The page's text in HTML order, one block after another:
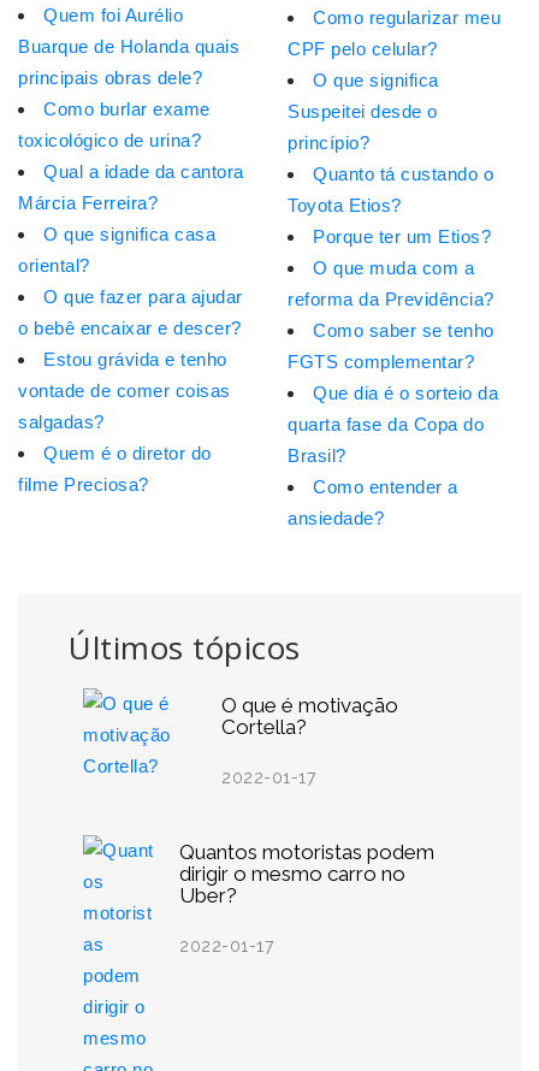
Últimos tópicos
O que é motivação
Cortella?
2022-01-17
Quantos motoristas podem
dirigir o mesmo carro no
Uber?
2022-01-17
Quem foi Aurélio
Buarque de Holanda quais
principais obras dele?
Como burlar exame
toxicológico de urina?
Qual a idade da cantora
Márcia Ferreira?
O que significa casa
oriental?
O que fazer para ajudar
o bebê encaixar e descer?
Estou grávida e tenho
vontade de comer coisas
salgadas?
Quem é o diretor do
filme Preciosa?
Como regularizar meu
CPF pelo celular?
O que significa
Suspeitei desde o
princípio?
Quanto tá custando o
Toyota Etios?
Porque ter um Etios?
O que muda com a
reforma da Previdência?
Como saber se tenho
FGTS complementar?
Que dia é o sorteio da
quarta fase da Copa do
Brasil?
Como entender a
ansiedade?